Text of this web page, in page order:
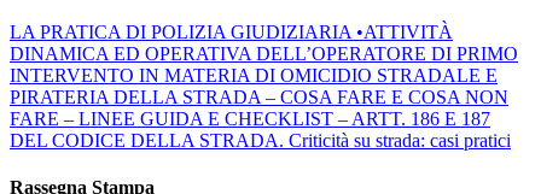
LA PRATICA DI POLIZIA GIUDIZIARIA •ATTIVITÀ
DINAMICA ED OPERATIVA DELL’OPERATORE DI PRIMO
INTERVENTO IN MATERIA DI OMICIDIO STRADALE E
PIRATERIA DELLA STRADA – COSA FARE E COSA NON
FARE – LINEE GUIDA E CHECKLIST – ARTT. 186 E 187
DEL CODICE DELLA STRADA. Criticità su strada: casi pratici
Rassegna Stampa